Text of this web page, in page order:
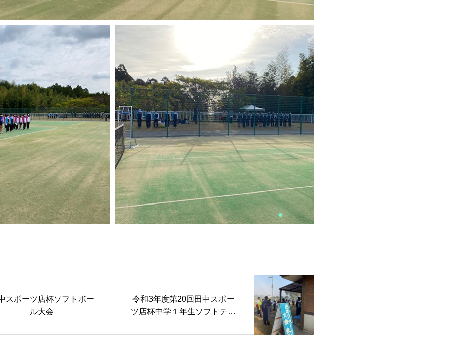
スポーツ店杯ソフトボー
ル大会
令和3年度第20回田中スポー
ツ店杯中学１年生ソフトテニ